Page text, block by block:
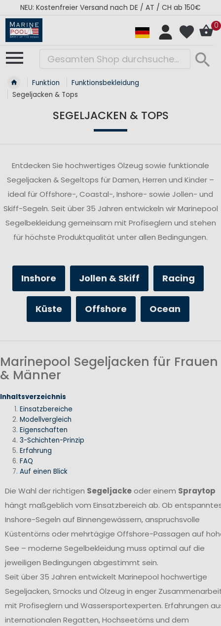
RÉGATES ROYALES Kollektion - Super Sale
0
Funktion
Funktionsbekleidung
Segeljacken & Tops
SEGELJACKEN & TOPS
Entdecken Sie hochwertiges Ölzeug sowie funktionale
Segeljacken & Segeltops für Damen, Herren und Kinder –
ideal für Offshore-, Coastal-, Inshore- sowie Jollen- und
Skiff-Segeln. Seit über 35 Jahren entwickeln wir Marinepool
Segelbekleidung gemeinsam mit Profiseglern und stehen
für höchste Produktqualität unter allen Bedingungen.
Inshore Jollen & Skiff Racing
Küste Offshore Ocean
Marinepool Segeljacken für Frauen
& Männer
Inhaltsverzeichnis
Einsatzbereiche
Modellvergleich
Eigenschaften
3-Schichten-Prinzip
Erfahrung
FAQ
Auf einen Blick
Die Wahl der richtigen Segeljackeoder einem Spraytop
hängt maßgeblich vom Einsatzbereich ab. Ob
Inshore-Segeln auf Binnengewässern, anspruchsvolle
Küstentörns oder mehrtägige Offshore-Passagen auf
See – moderne Segelbekleidung muss optimal auf die
jeweiligen Bedingungen abgestimmt sein.
Seit über 35 Jahren entwickelt Marinepool hochwertige
Segeljacken, Smocks und Ölzeug in enger
mit Profiseglern und Wassersportexperten. Erfahrungen
internationalen Regatten, Hochseetörns und dem